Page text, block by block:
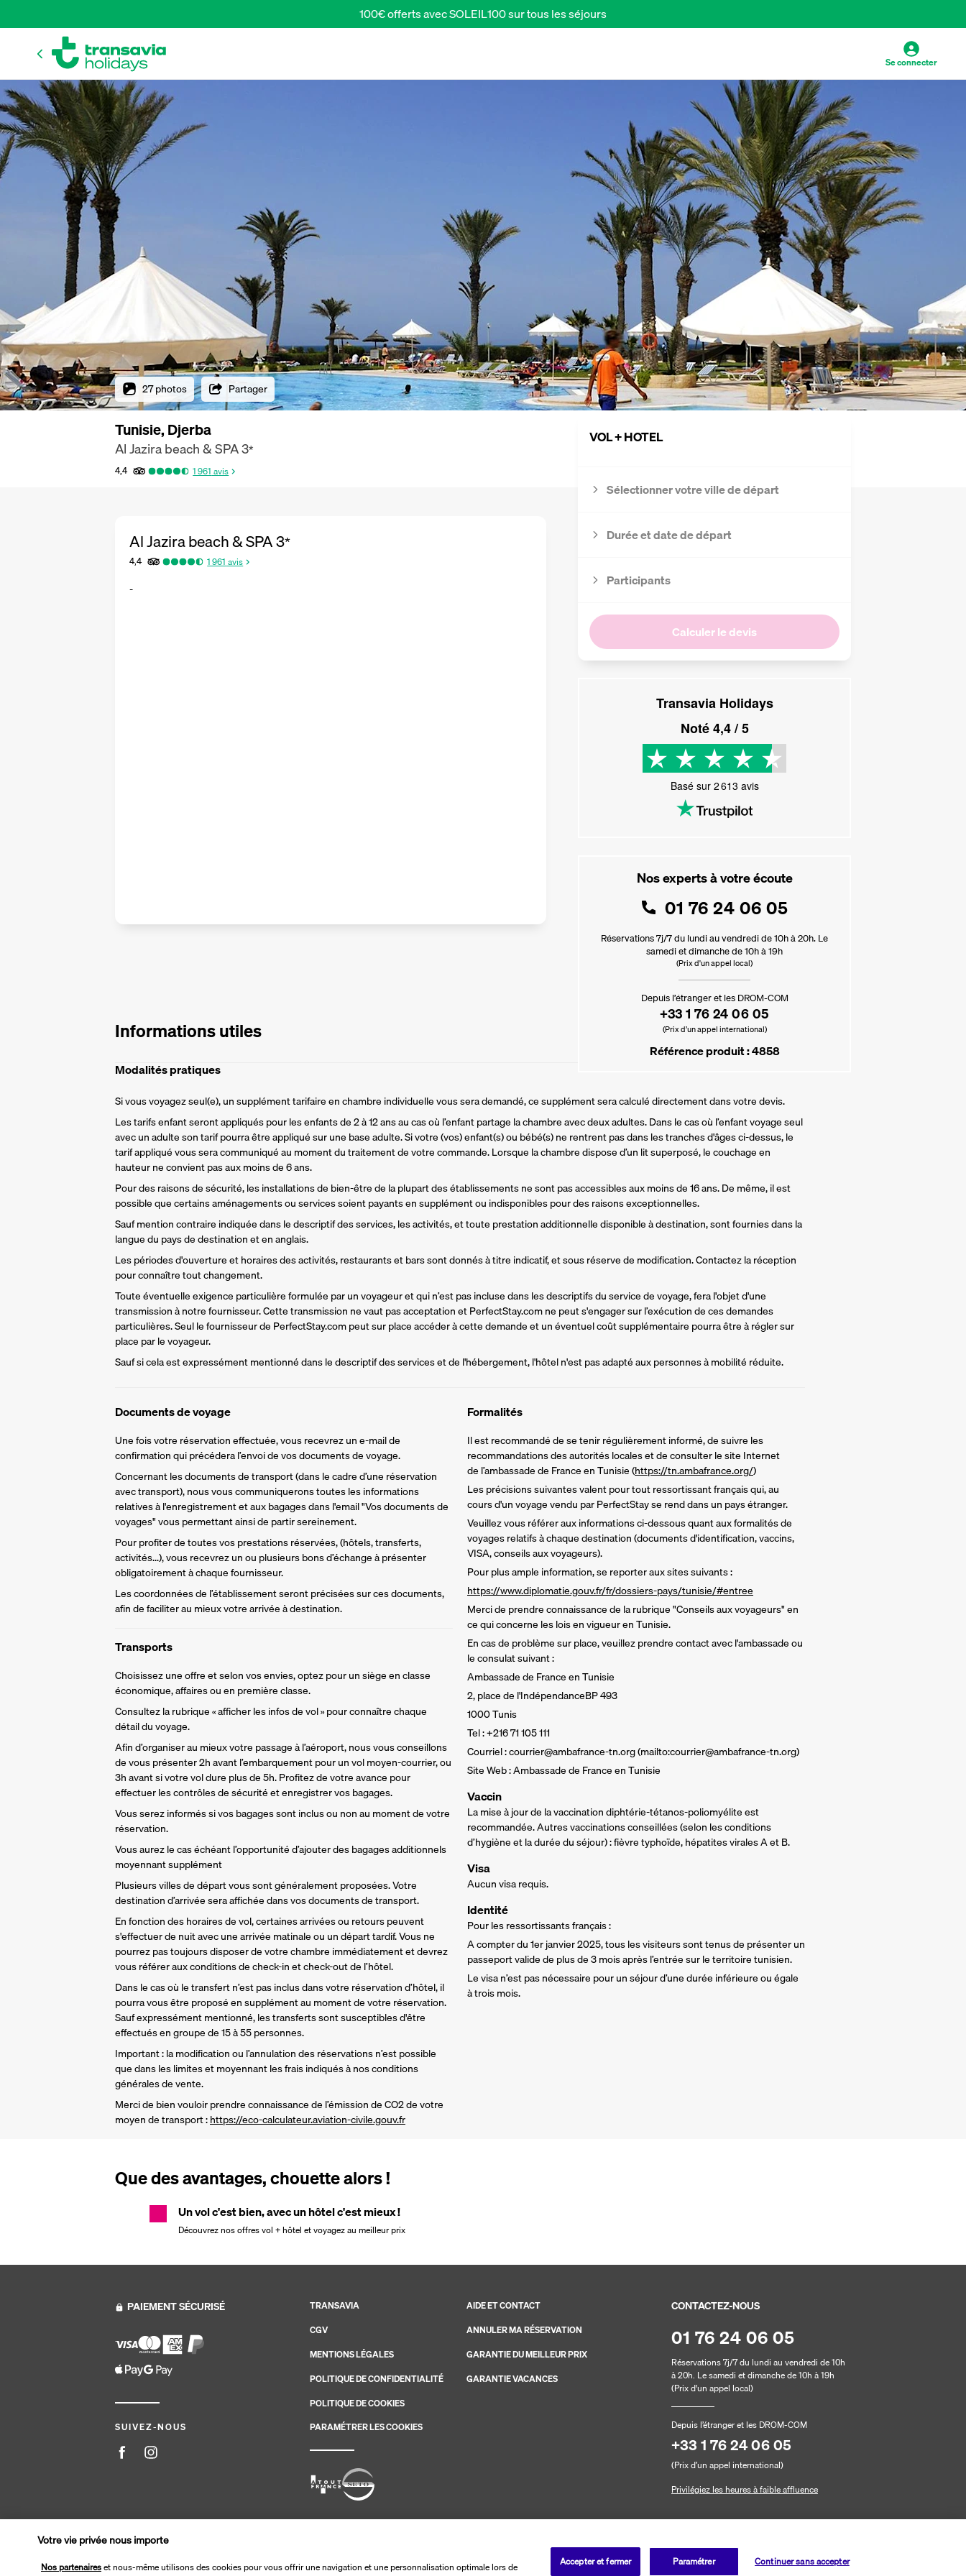
100€ offerts avec SOLEIL100 sur tous les séjours
Se connecter
27 photos Partager
Tunisie, Djerba
Al Jazira beach & SPA3*
4,4 1 961 avis
VOL + HOTEL
Sélectionner votre ville de départ
Durée et date de départ
Participants
Calculer le devis
Transavia Holidays
Noté4,4/ 5
Basé sur 2 613 avis
Nos experts à votre écoute
01 76 24 06 05
Réservations 7j/7 du lundi au vendredi de 10h à 20h. Le
samedi et dimanche de 10h à 19h
(Prix d'un appel local)
Depuis l’étranger et les DROM-COM
+33 1 76 24 06 05
(Prix d’un appel international)
Référence produit : 4858
Al Jazira beach & SPA3*
4,4 1 961 avis
-
Informations utiles
Modalités pratiques
Si vous voyagez seul(e), un supplément tarifaire en chambre individuelle vous sera demandé, ce supplément sera calculé directement dans votre devis.
Les tarifs enfant seront appliqués pour les enfants de 2 à 12 ans au cas où l’enfant partage la chambre avec deux adultes. Dans le cas où l’enfant voyage seul
avec un adulte son tarif pourra être appliqué sur une base adulte. Si votre (vos) enfant(s) ou bébé(s) ne rentrent pas dans les tranches d'âges ci-dessus, le
tarif appliqué vous sera communiqué au moment du traitement de votre commande. Lorsque la chambre dispose d’un lit superposé, le couchage en
hauteur ne convient pas aux moins de 6 ans.
Pour des raisons de sécurité, les installations de bien-être de la plupart des établissements ne sont pas accessibles aux moins de 16 ans. De même, il est
possible que certains aménagements ou services soient payants en supplément ou indisponibles pour des raisons exceptionnelles.
Sauf mention contraire indiquée dans le descriptif des services, les activités, et toute prestation additionnelle disponible à destination, sont fournies dans la
langue du pays de destination et en anglais.
Les périodes d'ouverture et horaires des activités, restaurants et bars sont donnés à titre indicatif, et sous réserve de modification. Contactez la réception
pour connaître tout changement.
Toute éventuelle exigence particulière formulée par un voyageur et qui n’est pas incluse dans les descriptifs du service de voyage, fera l'objet d'une
transmission à notre fournisseur. Cette transmission ne vaut pas acceptation et PerfectStay.com ne peut s'engager sur l’exécution de ces demandes
particulières. Seul le fournisseur de PerfectStay.com peut sur place accéder à cette demande et un éventuel coût supplémentaire pourra être à régler sur
place par le voyageur.
Sauf si cela est expressément mentionné dans le descriptif des services et de l'hébergement, l'hôtel n'est pas adapté aux personnes à mobilité réduite.
Documents de voyage
Une fois votre réservation effectuée, vous recevrez un e-mail de
confirmation qui précédera l’envoi de vos documents de voyage.
Concernant les documents de transport (dans le cadre d’une réservation
avec transport), nous vous communiquerons toutes les informations
relatives à l'enregistrement et aux bagages dans l'email "Vos documents de
voyages" vous permettant ainsi de partir sereinement.
Pour profiter de toutes vos prestations réservées, (hôtels, transferts,
activités...), vous recevrez un ou plusieurs bons d’échange à présenter
obligatoirement à chaque fournisseur.
Les coordonnées de l’établissement seront précisées sur ces documents,
afin de faciliter au mieux votre arrivée à destination.
Transports
Choisissez une offre et selon vos envies, optez pour un siège en classe
économique, affaires ou en première classe.
Consultez la rubrique « afficher les infos de vol » pour connaître chaque
détail du voyage.
Afin d’organiser au mieux votre passage à l’aéroport, nous vous conseillons
de vous présenter 2h avant l’embarquement pour un vol moyen-courrier, ou
3h avant si votre vol dure plus de 5h. Profitez de votre avance pour
effectuer les contrôles de sécurité et enregistrer vos bagages.
Vous serez informés si vos bagages sont inclus ou non au moment de votre
réservation.
Vous aurez le cas échéant l’opportunité d’ajouter des bagages additionnels
moyennant supplément
Plusieurs villes de départ vous sont généralement proposées. Votre
destination d’arrivée sera affichée dans vos documents de transport.
En fonction des horaires de vol, certaines arrivées ou retours peuvent
s'effectuer de nuit avec une arrivée matinale ou un départ tardif. Vous ne
pourrez pas toujours disposer de votre chambre immédiatement et devrez
vous référer aux conditions de check-in et check-out de l’hôtel.
Dans le cas où le transfert n’est pas inclus dans votre réservation d’hôtel, il
pourra vous être proposé en supplément au moment de votre réservation.
Sauf expressément mentionné, les transferts sont susceptibles d'être
effectués en groupe de 15 à 55 personnes.
Important : la modification ou l’annulation des réservations n’est possible
que dans les limites et moyennant les frais indiqués à nos conditions
générales de vente.
Merci de bien vouloir prendre connaissance de l’émission de CO2 de votre
moyen de transport : https://eco-calculateur.aviation-civile.gouv.fr
Formalités
Il est recommandé de se tenir régulièrement informé, de suivre les
recommandations des autorités locales et de consulter le site Internet
de l’ambassade de France en Tunisie (https://tn.ambafrance.org/)
Les précisions suivantes valent pour tout ressortissant français qui, au
cours d'un voyage vendu par PerfectStay se rend dans un pays étranger.
Veuillez vous référer aux informations ci-dessous quant aux formalités de
voyages relatifs à chaque destination (documents d'identification, vaccins,
VISA, conseils aux voyageurs).
Pour plus ample information, se reporter aux sites suivants :
https://www.diplomatie.gouv.fr/fr/dossiers-pays/tunisie/#entree
Merci de prendre connaissance de la rubrique "Conseils aux voyageurs" en
ce qui concerne les lois en vigueur en Tunisie.
En cas de problème sur place, veuillez prendre contact avec l'ambassade ou
le consulat suivant :
Ambassade de France en Tunisie
2, place de l'IndépendanceBP 493
1000 Tunis
Tel : +216 71 105 111
Courriel : courrier@ambafrance-tn.org (mailto:courrier@ambafrance-tn.org)
Site Web : Ambassade de France en Tunisie
Vaccin
La mise à jour de la vaccination diphtérie-tétanos-poliomyélite est
recommandée. Autres vaccinations conseillées (selon les conditions
d’hygiène et la durée du séjour) : fièvre typhoïde, hépatites virales A et B.
Visa
Aucun visa requis.
Identité
Pour les ressortissants français :
A compter du 1er janvier 2025, tous les visiteurs sont tenus de présenter un
passeport valide de plus de 3 mois après l’entrée sur le territoire tunisien.
Le visa n’est pas nécessaire pour un séjour d’une durée inférieure ou égale
à trois mois.
Que des avantages, chouette alors !
Un vol c'est bien, avec un hôtel c'est mieux !
Découvrez nos offres vol + hôtel et voyagez au meilleur prix
PAIEMENT SÉCURISÉ
SUIVEZ-NOUS
CONTACTEZ-NOUS
01 76 24 06 05
Réservations 7j/7 du lundi au vendredi de 10h
à 20h. Le samedi et dimanche de 10h à 19h
(Prix d'un appel local)
Depuis l’étranger et les DROM-COM
+33 1 76 24 06 05
(Prix d’un appel international)
Privilégiez les heures à faible affluence
TRANSAVIA
CGV
MENTIONS LÉGALES
POLITIQUE DE CONFIDENTIALITÉ
POLITIQUE DE COOKIES
PARAMÉTRER LES COOKIES
AIDE ET CONTACT
ANNULER MA RÉSERVATION
GARANTIE DU MEILLEUR PRIX
GARANTIE VACANCES
Site édité par PerfectStay.com en partenariat avec Transavia. Les ventes sont réalisées par PerfectStay.com
Votre vie privée nous importe
Nos partenaireset nous-même utilisons des cookies pour vous offrir une navigation et une personnalisation optimale lors de
Paramétrer Continuer sans accepter
Accepter et fermer